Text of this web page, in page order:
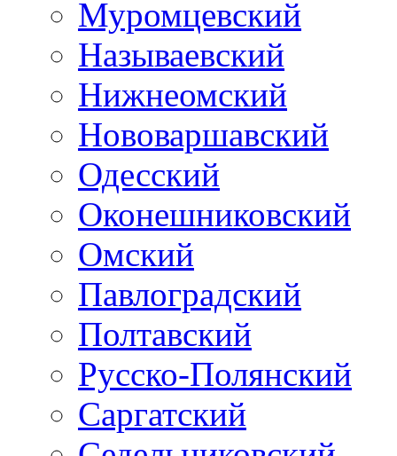
Муромцевский
Называевский
Нижнеомский
Нововаршавский
Одесский
Оконешниковский
Омский
Павлоградский
Полтавский
Русско-Полянский
Саргатский